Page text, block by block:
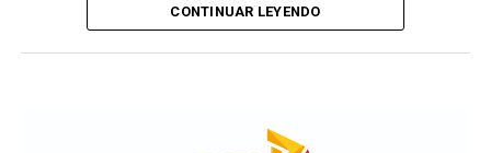
La imagen del santo salió del santuario de Moreno al
CONTINUAR LEYENDO